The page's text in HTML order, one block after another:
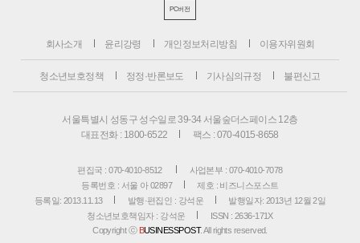
PC버전
회사소개 윤리강령 개인정보처리방침 이용자위원회
청소년보호정책 정정·반론보도 기사심의규정 불편신고
서울특별시 성동구 성수일로 39-34 서울숲더스페이스 12층
대표전화 : 1800-6522
팩스 : 070-4015-8658
편집국 : 070-4010-8512
사업본부 : 070-4010-7078
등록번호 : 서울 아 02897
제호 : 비즈니스포스트
등록일: 2013.11.13
발행·편집인 : 강석운
발행일자: 2013년 12월 2일
청소년보호책임자 : 강석운
ISSN : 2636-171X
Copyright ⓒ BUSINESSPOST. All rights reserved.